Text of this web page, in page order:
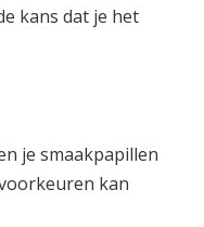
kans dat je het
je smaakpapillen
kan